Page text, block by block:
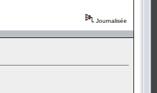
Journalisée